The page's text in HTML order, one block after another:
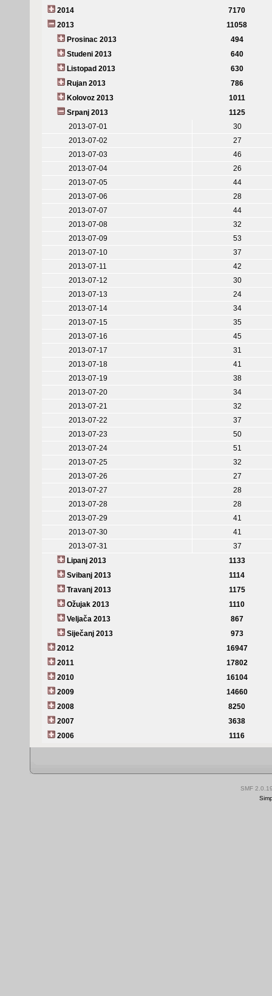
2014
7170
2013
11058
Prosinac 2013
494
Studeni 2013
640
Listopad 2013
630
Rujan 2013
786
Kolovoz 2013
1011
Srpanj 2013
1125
2013-07-01
30
2013-07-02
27
2013-07-03
46
2013-07-04
26
2013-07-05
44
2013-07-06
28
2013-07-07
44
2013-07-08
32
2013-07-09
53
2013-07-10
37
2013-07-11
42
2013-07-12
30
2013-07-13
24
2013-07-14
34
2013-07-15
35
2013-07-16
45
2013-07-17
31
2013-07-18
41
2013-07-19
38
2013-07-20
34
2013-07-21
32
2013-07-22
37
2013-07-23
50
2013-07-24
51
2013-07-25
32
2013-07-26
27
2013-07-27
28
2013-07-28
28
2013-07-29
41
2013-07-30
41
2013-07-31
37
Lipanj 2013
1133
Svibanj 2013
1114
Travanj 2013
1175
Ožujak 2013
1110
Veljača 2013
867
Siječanj 2013
973
2012
16947
2011
17802
2010
16104
2009
14660
2008
8250
2007
3638
2006
1116
SMF